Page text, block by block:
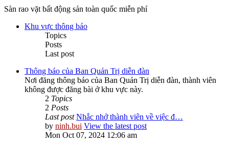
Sàn rao vặt bất động sản toàn quốc miễn phí
Khu vực thông báo
Topics
Posts
Last post
Thông báo của Ban Quản Trị diễn đàn
Nơi đăng thông báo của Ban Quản Trị diễn đàn, thành viên
không được đăng bài ở khu vực này.
2 Topics
2 Posts
Last post Nhắc nhở thành viên về việc đ…
by ninh.bui View the latest post
Mon Oct 07, 2024 12:06 am